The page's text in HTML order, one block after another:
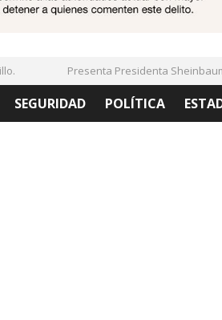
Presenta Presidenta Sheinbaum,
SEGURIDAD POLÍTICA